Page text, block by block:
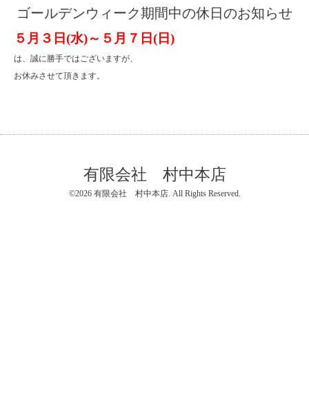
ゴールデンウィーク期間中の休日のお知らせ
５月３日(水)～５月７日(日)
は、誠に勝手ではございますが、
お休みさせて頂きます。
有限会社 村中本店
©2026 有限会社 村中本店. All Rights Reserved.